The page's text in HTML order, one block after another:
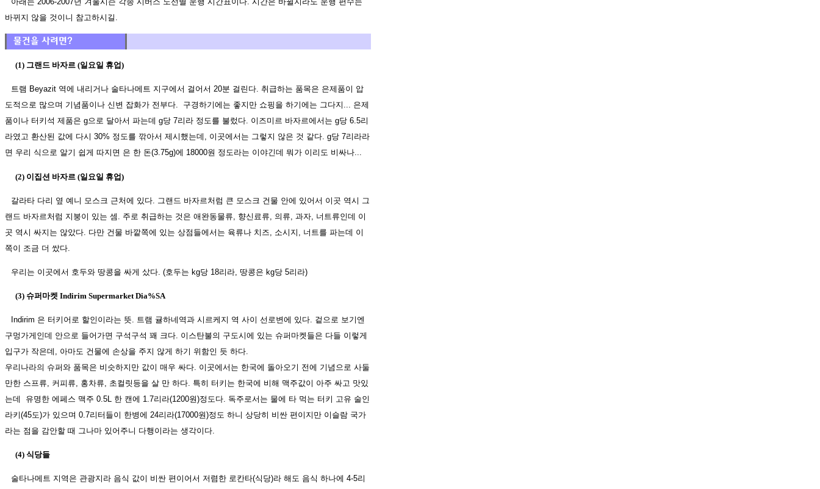
바뀌지 않을 것이니 참고하시길.
(1) 그랜드 바자르 (일요일 휴업)
트램 Beyazit 역에 내리거나 술타나메트 지구에서 걸어서 20분 걸린다. 취급하는 품목은 은제품이 압
도적으로 많으며 기념품이나 신변 잡화가 전부다. 구경하기에는 좋지만 쇼핑을 하기에는 그다지... 은제
품이나 터키석 제품은 g으로 달아서 파는데 g당 7리라 정도를 불렀다. 이즈미르 바자르에서는 g당 6.5리
라였고 환산된 값에 다시 30% 정도를 깎아서 제시했는데, 이곳에서는 그렇지 않은 것 같다. g당 7리라라
면 우리 식으로 알기 쉽게 따지면 은 한 돈(3.75g)에 18000원 정도라는 이야긴데 뭐가 이리도 비싸나...
(2) 이집션 바자르 (일요일 휴업)
갈라타 다리 옆 예니 모스크 근처에 있다. 그랜드 바자르처럼 큰 모스크 건물 안에 있어서 이곳 역시 그
랜드 바자르처럼 지붕이 있는 셈. 주로 취급하는 것은 애완동물류, 향신료류, 의류, 과자, 너트류인데 이
곳 역시 싸지는 않았다. 다만 건물 바깥쪽에 있는 상점들에서는 육류나 치즈, 소시지, 너트를 파는데 이
쪽이 조금 더 쌌다.
우리는 이곳에서 호두와 땅콩을 싸게 샀다. (호두는 kg당 18리라, 땅콩은 kg당 5리라)
(3) 슈퍼마켓 Indirim Supermarket Dia%SA
Indirim 은 터키어로 할인이라는 뜻. 트램 귤하네역과 시르케지 역 사이 선로변에 있다. 겉으로 보기엔
구멍가게인데 안으로 들어가면 구석구석 꽤 크다. 이스탄불의 구도시에 있는 슈퍼마켓들은 다들 이렇게
입구가 작은데, 아마도 건물에 손상을 주지 않게 하기 위함인 듯 하다.
우리나라의 슈퍼와 품목은 비슷하지만 값이 매우 싸다. 이곳에서는 한국에 돌아오기 전에 기념으로 사둘
만한 스프류, 커피류, 홍차류, 초컬릿등을 살 만 하다. 특히 터키는 한국에 비해 맥주값이 아주 싸고 맛있
는데 유명한 에페스 맥주 0.5L 한 캔에 1.7리라(1200원)정도다. 독주로서는 물에 타 먹는 터키 고유 술인
라키(45도)가 있으며 0.7리터들이 한병에 24리라(17000원)정도 하니 상당히 비싼 편이지만 이슬람 국가
라는 점을 감안할 때 그나마 있어주니 다행이라는 생각이다.
(4) 식당들
술타나메트 지역은 관광지라 음식 값이 비싼 편이어서 저렴한 로칸타(식당)라 해도 음식 하나에 4-5리